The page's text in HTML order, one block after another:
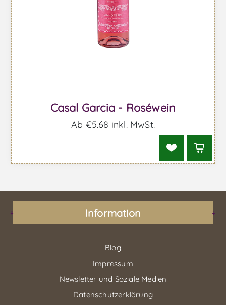
Casal Garcia - Roséwein
Ab €5,68 inkl. MwSt.
Information
Blog
Impressum
Newsletter und Soziale Medien
Datenschutzerklärung